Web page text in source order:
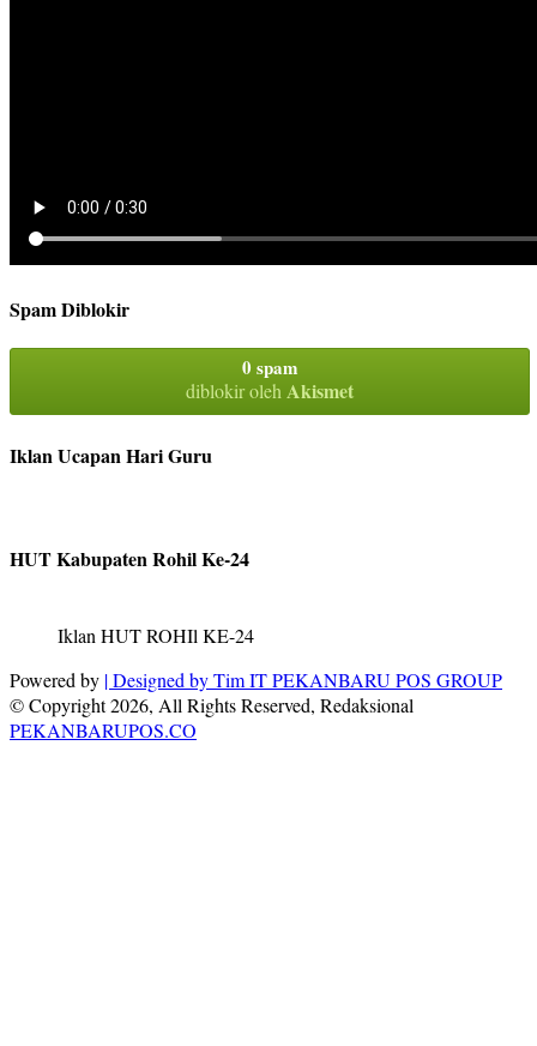
Spam Diblokir
0 spam
diblokir olehAkismet
Iklan Ucapan Hari Guru
HUT Kabupaten Rohil Ke-24
Iklan HUT ROHIl KE-24
Powered by | Designed byTim IT PEKANBARU POS GROUP
© Copyright 2026, All Rights Reserved, Redaksional
PEKANBARUPOS.CO